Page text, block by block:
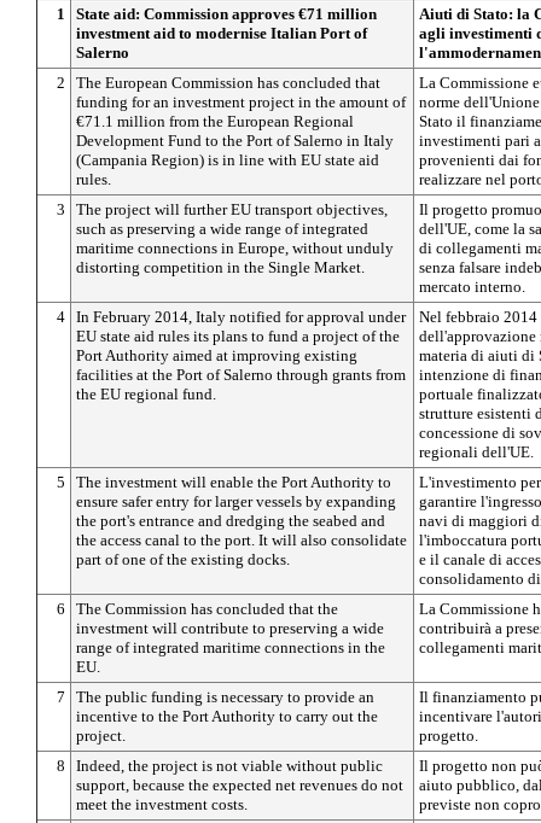
1
State aid: Commission approves €71 million
investment aid to modernise Italian Port of
Salerno
Aiuti di Stato: la
agli investimenti
2
The European Commission has concluded that
funding for an investment project in the amount of
€71.1 million from the European Regional
Development Fund to the Port of Salerno in Italy
(Campania Region) is in line with EU state aid
rules.
La Commissione
norme
Stato il
investimenti pari
provenienti dai
realizzare nel
3
The project will further EU transport objectives,
such as preserving a wide range of integrated
maritime connections in Europe, without unduly
distorting competition in the Single Market.
Il progetto
dell'UE, come la
di collegamenti
senza falsare
mercato interno.
4 In February 2014, Italy notified for approval under
EU state aid rules its plans to fund a project of the
Port Authority aimed at improving existing
facilities at the Port of Salerno through grants from
the EU regional fund.
Nel febbraio
dell'approvazione
materia di aiuti di
intenzione di
portuale
strutture esistenti
concessione di
regionali dell'UE.
5
The investment will enable the Port Authority to
ensure safer entry for larger vessels by expanding
the port's entrance and dredging the seabed and
the access canal to the port. It will also consolidate
part of one of the existing docks.
L'investimento
garantire
navi di maggiori
l'imboccatura
e il canale di
consolidamento
6
The Commission has concluded that the
investment will contribute to preserving a wide
range of integrated maritime connections in the
EU.
La Commissione
contribuirà a
collegamenti
7
The public funding is necessary to provide an
incentive to the Port Authority to carry out the
project.
Il finanziamento
incentivare
progetto.
8
Indeed, the project is not viable without public
support, because the expected net revenues do not
meet the investment costs.
Il progetto non
aiuto pubblico,
previste non